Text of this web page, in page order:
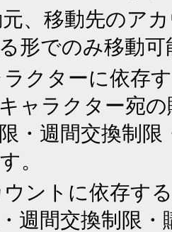
、移動先のア
る形でのみ移動
クターに依存
ャラクター宛
・週間交換制
。
ントに依存す
週間交換制限